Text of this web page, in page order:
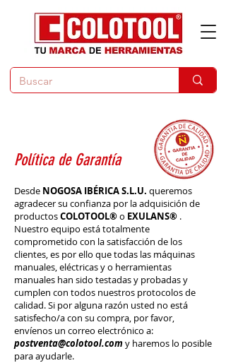
Política de Garantía
Desde NOGOSA IBÉRICA S.L.U. queremos
agradecer su confianza por la adquisición de
productosCOLOTOOL®o EXULANS® .
Nuestro equipo está totalmente
comprometido con la satisfacción de los
clientes, es por ello que todas las máquinas
manuales, eléctricas y o herramientas
manuales han sido testadas y probadas y
cumplen con todos nuestros protocolos de
calidad. Si por alguna razón usted no está
satisfecho/a con su compra, por favor,
envíenos un correo electrónico a:
postventa@colotool.com y haremos lo posible
para ayudarle.